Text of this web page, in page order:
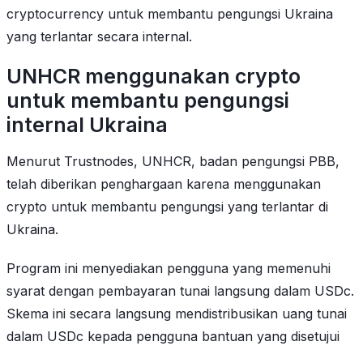
cryptocurrency untuk membantu pengungsi Ukraina
yang terlantar secara internal.
UNHCR menggunakan crypto
untuk membantu pengungsi
internal Ukraina
Menurut Trustnodes, UNHCR, badan pengungsi PBB,
telah diberikan penghargaan karena menggunakan
crypto untuk membantu pengungsi yang terlantar di
Ukraina.
Program ini menyediakan pengguna yang memenuhi
syarat dengan pembayaran tunai langsung dalam USDc.
Skema ini secara langsung mendistribusikan uang tunai
dalam USDc kepada pengguna bantuan yang disetujui